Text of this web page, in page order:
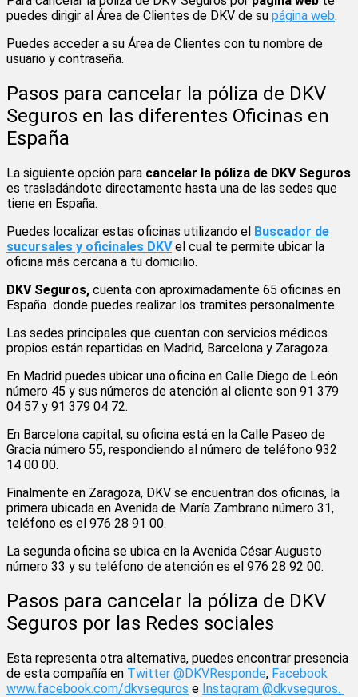
puedes dirigir al Área de Clientes de DKV de su página web.
Puedes acceder a su Área de Clientes con tu nombre de
usuario y contraseña.
Pasos para cancelar la póliza de DKV
Seguros en las diferentes Oficinas en
España
La siguiente opción para cancelar la póliza de DKV Seguros
es trasladándote directamente hasta una de las sedes que
tiene en España.
Puedes localizar estas oficinas utilizando el Buscador de
sucursales y oficinales DKVel cual te permite ubicar la
oficina más cercana a tu domicilio.
DKV Seguros, cuenta con aproximadamente 65 oficinas en
España donde puedes realizar los tramites personalmente.
Las sedes principales que cuentan con servicios médicos
propios están repartidas en Madrid, Barcelona y Zaragoza.
En Madrid puedes ubicar una oficina en Calle Diego de León
número 45 y sus números de atención al cliente son 91 379
04 57 y 91 379 04 72.
En Barcelona capital, su oficina está en la Calle Paseo de
Gracia número 55, respondiendo al número de teléfono 932
14 00 00.
Finalmente en Zaragoza, DKV se encuentran dos oficinas, la
primera ubicada en Avenida de María Zambrano número 31,
teléfono es el 976 28 91 00.
La segunda oficina se ubica en la Avenida César Augusto
número 33 y su teléfono de atención es el 976 28 92 00.
Pasos para cancelar la póliza de DKV
Seguros por las Redes sociales
Esta representa otra alternativa, puedes encontrar presencia
de esta compañía en Twitter @DKVResponde, Facebook
www.facebook.com/dkvseguros e Instagram @dkvseguros.